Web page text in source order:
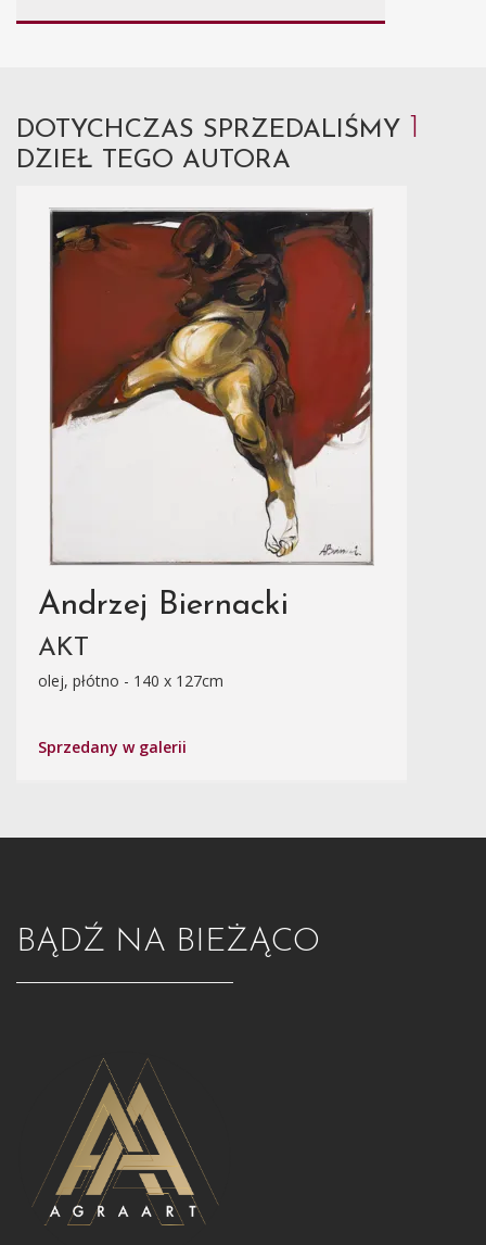
DOTYCHCZAS SPRZEDALIŚMY 1
DZIEŁ TEGO AUTORA
Andrzej Biernacki
AKT
olej, płótno - 140 x 127cm
Sprzedany w galerii
BĄDŹ NA BIEŻĄCO